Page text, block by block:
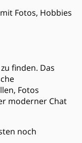
Fotos, Hobbies
finden. Das
Fotos
moderner Chat
noch